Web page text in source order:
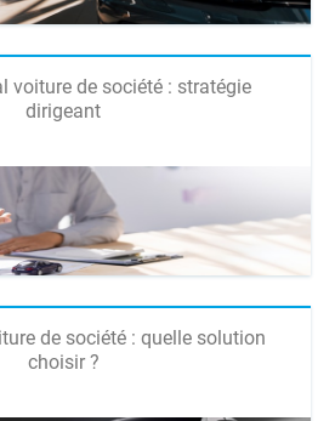
voiture de société : stratégie
dirigeant
de société : quelle solution
choisir ?